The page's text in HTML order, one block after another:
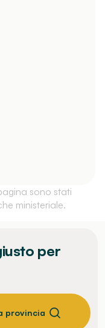
sono stati
ministeriale.
per
provincia